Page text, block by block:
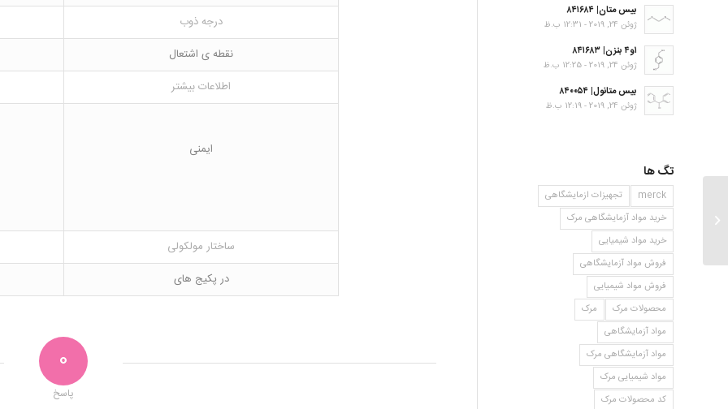
درجه ذوب
نقطه ی اشتعال
اطلاعات بیشتر
ایمنی
ساختار مولکولی
در پکیج های
0
پاسخ
بیس متان| ۸۴۱۶۸۴
ژوئن 24, 2019 - 12:31 ب.ظ
۱و۴ بنزن| ۸۴۱۶۸۳
ژوئن 24, 2019 - 12:25 ب.ظ
بیس متانول| ۸۴۰۰۵۴
ژوئن 24, 2019 - 12:19 ب.ظ
تگ ها
merck
تجهیزات ازمایشگاهی
خرید مواد آزمایشگاهی مرک
خرید مواد شیمیایی
فروش مواد آزمایشگاهی
فروش مواد شیمیایی
محصولات مرک
مرک
مواد آزمایشگاهی
مواد آزمایشگاهی مرک
مواد شیمیایی مرک
کد محصولات مرک